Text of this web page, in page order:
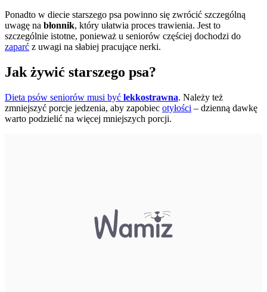
Ponadto w diecie starszego psa powinno się zwrócić szczególną
uwagę na błonnik, który ułatwia proces trawienia. Jest to
szczególnie istotne, ponieważ u seniorów częściej dochodzi do
zaparć z uwagi na słabiej pracujące nerki.
Jak żywić starszego psa?
Dieta psów seniorów musi być lekkostrawna. Należy też
zmniejszyć porcje jedzenia, aby zapobiec otyłości – dzienną dawkę
warto podzielić na więcej mniejszych porcji.